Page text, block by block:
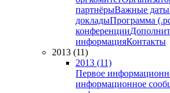
партнёрыВажные даты
докладыПрограмма
конференции
информацияКонтакты
2013 (11)
2013 (11)
Первое
информационное